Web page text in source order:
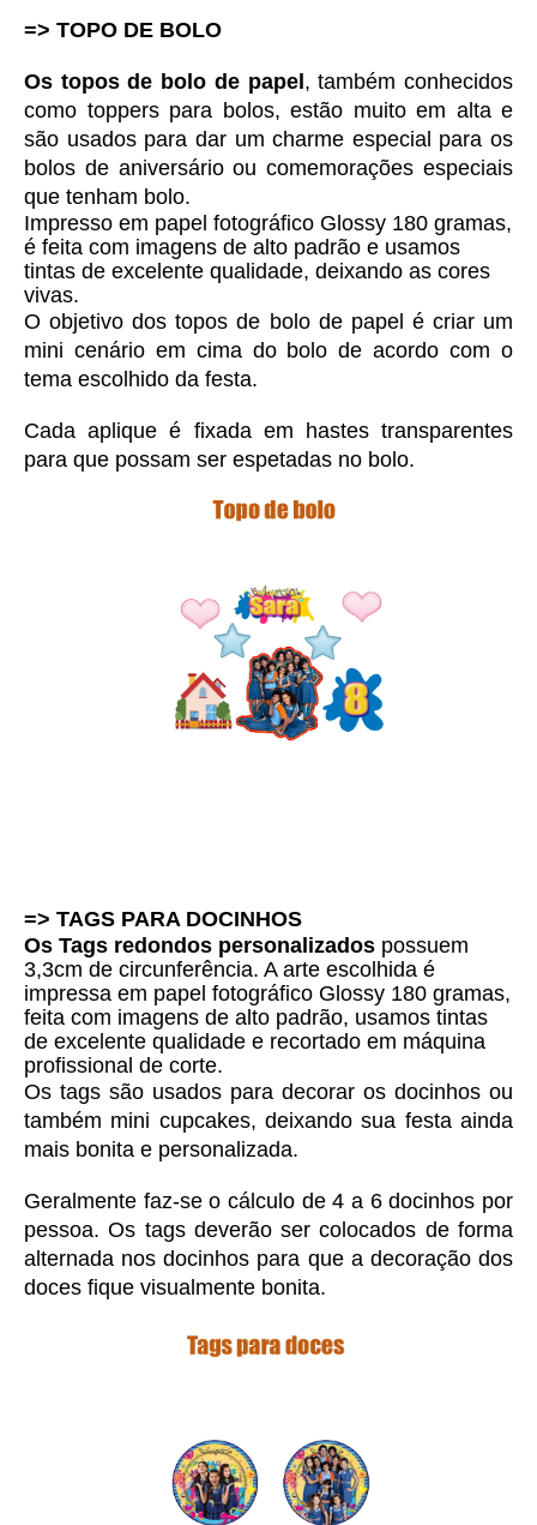
=> TOPO DE BOLO
Os topos de bolo de papel , também conhecidos
como toppers para bolos, estão muito em alta e
são usados para dar um charme especial para os
bolos de aniversário ou comemorações especiais
que tenham bolo.
Impresso em papel fotográfico Glossy 180 gramas,
é feita com imagens de alto padrão e usamos
tintas de excelente qualidade, deixando as cores
vivas.
O objetivo dos topos de bolo de papel é criar um
mini cenário em cima do bolo de acordo com o
tema escolhido da festa.
Cada aplique é fixada em hastes transparentes
para que possam ser espetadas no bolo.
=> TAGS PARA DOCINHOS
Os Tags redondos personalizados possuem
3,3cm de circunferência. A arte escolhida é
impressa em papel fotográfico Glossy 180 gramas,
feita com imagens de alto padrão, usamos tintas
de excelente qualidade e recortado em máquina
profissional de corte.
Os tags são usados para decorar os docinhos ou
também mini cupcakes, deixando sua festa ainda
mais bonita e personalizada.
Geralmente faz-se o cálculo de 4 a 6 docinhos por
pessoa. Os tags deverão ser colocados de forma
alternada nos docinhos para que a decoração dos
doces fique visualmente bonita.